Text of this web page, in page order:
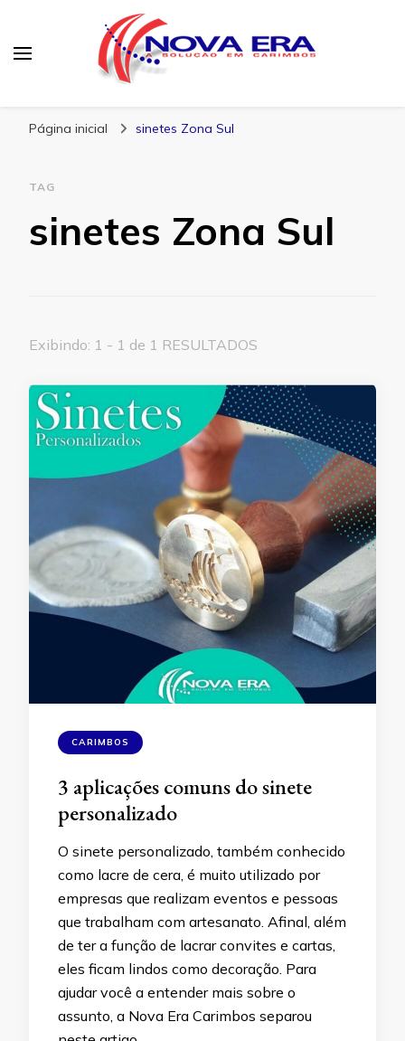
Página inicial sinetes Zona Sul
TAG
sinetes Zona Sul
Exibindo: 1 - 1 de 1 RESULTADOS
CARIMBOS
3 aplicações comuns do sinete
personalizado
O sinete personalizado, também conhecido
como lacre de cera, é muito utilizado por
empresas que realizam eventos e pessoas
que trabalham com artesanato. Afinal, além
de ter a função de lacrar convites e cartas,
eles ficam lindos como decoração. Para
ajudar você a entender mais sobre o
assunto, a Nova Era Carimbos separou